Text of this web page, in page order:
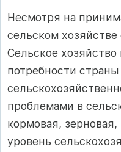
Несмотря на
сельском
Сельское
потребности
проблемами в
кормовая,
уровень